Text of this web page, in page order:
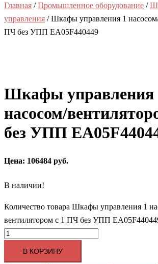
Главная /Промышленное оборудование /
управления / Шкафы управления 1
ПЧ без УПП EA05F440449
Шкафы управления
насосом/
без УПП
Цена: 106484 руб.
В наличии!
Количество товара Шкафы управления 1
вентилятором с 1 ПЧ без УПП
В КОРЗИНУ